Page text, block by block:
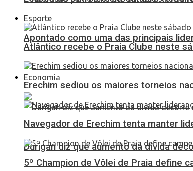
Apontado como uma das principais
Economia
Durigan diz que aumento da dívida
Esporte
Atlântico recebe o Praia Clube neste
Erechim sediou os maiores torneios
Navegador de Erechim tenta manter
5º Champion de Vôlei de Praia define